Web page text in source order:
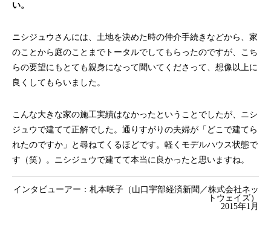
い。
ニシジュウさんには、土地を決めた時の仲介手続きなどから、家
のことから庭のことまでトータルでしてもらったのですが、こち
らの要望にもとても親身になって聞いてくださって、想像以上に
良くしてもらいました。
こんな大きな家の施工実績はなかったということでしたが、ニシ
ジュウで建てて正解でした。通りすがりの夫婦が「どこで建てら
れたのですか」と尋ねてくるほどです。軽くモデルハウス状態で
す（笑）。ニシジュウで建てて本当に良かったと思いますね。
インタビューアー：札本咲子（ 山口宇部経済新聞／株式会社ネッ
トウェイズ）
2015年1月